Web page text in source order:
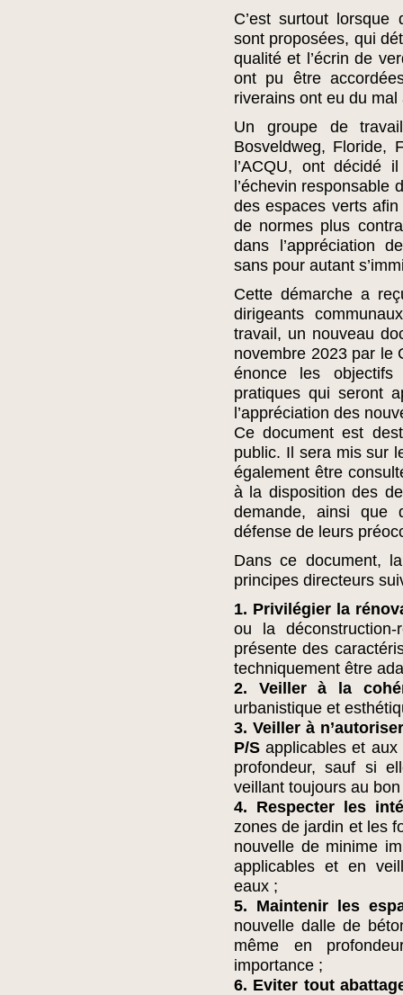
C’est surtout lorsque
sont proposées, qui
qualité et l’écrin de
ont pu être
riverains ont eu du
Un groupe de
Bosveldweg, Floride,
l’ACQU, ont décidé
l’échevin responsable
des espaces verts afin
de normes plus
dans l’appréciation
sans pour autant
Cette démarche a
dirigeants
travail, un nouveau
novembre 2023 par le
énonce les
pratiques qui seront
l’appréciation des
Ce document est
public. Il sera mis sur
également être
à la disposition des
demande, ainsi que
défense de leurs
Dans ce document,
principes directeurs
1. Privilégier la
ou la
présente des
techniquement être
2. Veiller à la
urbanistique et
3. Veiller à
P/S applicables et
profondeur, sauf si
veillant toujours au
4. Respecter les
zones de jardin et les
nouvelle de minime
applicables et en
eaux ;
5. Maintenir les
nouvelle dalle de
même en
importance ;
6. Eviter tout